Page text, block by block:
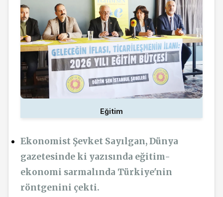
Eğitim
Ekonomist Şevket Sayılgan, Dünya
gazetesinde ki yazısında eğitim-
ekonomi sarmalında Türkiye'nin
röntgenini çekti.